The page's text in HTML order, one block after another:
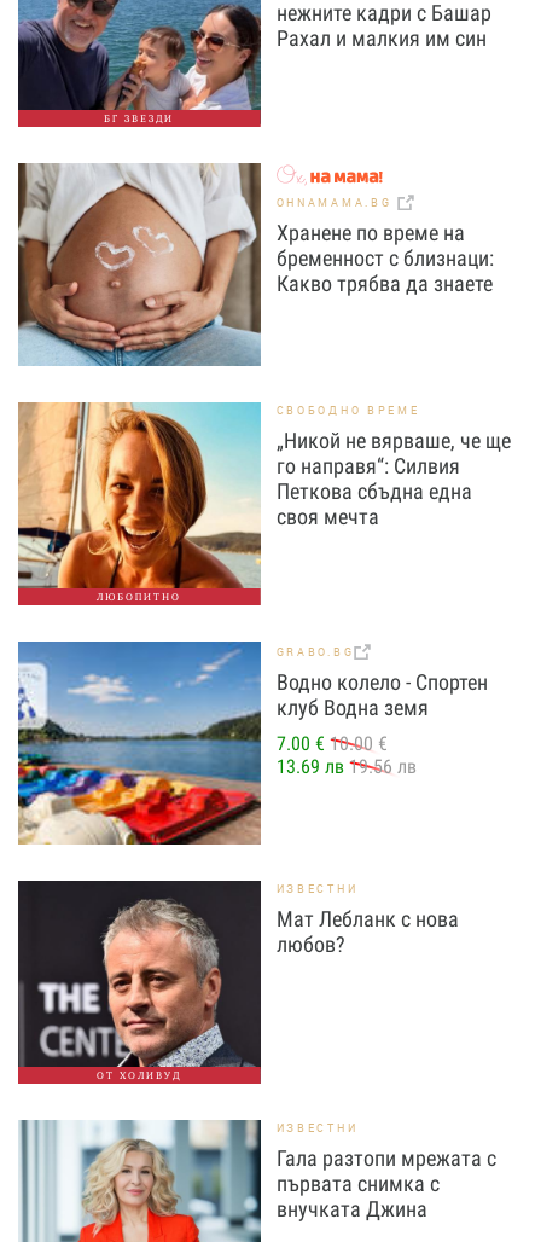
БГ ЗВЕЗДИ
нежните кадри с Башар
Рахал и малкия им син
OHNAMAMA.BG
Хранене по време на
бременност с близнаци:
Какво трябва да знаете
ЛЮБОПИТНО
СВОБОДНО ВРЕМЕ
„Никой не вярваше, че ще
го направя“: Силвия
Петкова сбъдна една
своя мечта
GRABO.BG
Водно колело - Спортен
клуб Водна земя
7.00 € 10.00 €
13.69 лв 19.56 лв
ОТ ХОЛИВУД
ИЗВЕСТНИ
Мат Лебланк с нова
любов?
ИЗВЕСТНИ
Гала разтопи мрежата с
първата снимка с
внучката Джина